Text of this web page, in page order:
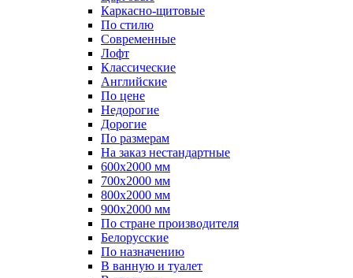
Каркасно-щитовые
По стилю
Современные
Лофт
Классические
Английские
По цене
Недорогие
Дорогие
По размерам
На заказ нестандартные
600х2000 мм
700х2000 мм
800х2000 мм
900х2000 мм
По стране производителя
Белорусские
По назначению
В ванную и туалет